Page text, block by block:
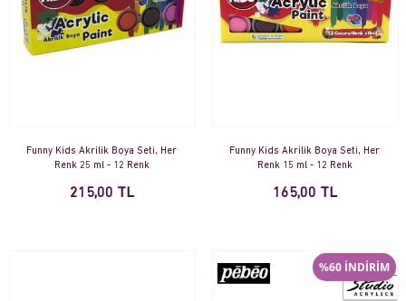
Funny Kids Akrilik Boya Seti, Her
Renk 25 ml - 12 Renk
215,00 TL
Funny Kids Akrilik Boya Seti, Her
Renk 15 ml - 12 Renk
165,00 TL
%60 İNDİRİM